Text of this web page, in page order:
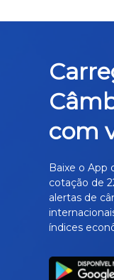
com
Baixe o App
cotação de
alertas de
índices